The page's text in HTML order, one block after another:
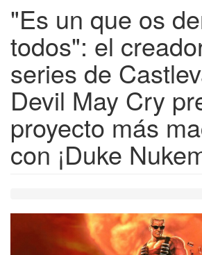
"Es un que os
todos": el
series de
Devil May Cry
proyecto más
con ¡Duke